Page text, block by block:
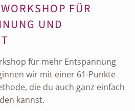
FÜR
UND
für mehr Entspannung
wir mit einer 61-Punkte
die du auch ganz einfach
kannst.